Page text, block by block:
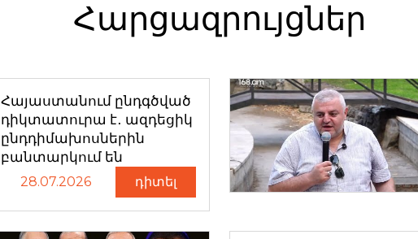
Հարցազրույցներ
Հայաստանում ընդգծված
դիկտատուրա է․ ազդեցիկ
ընդդիմախոսներին
բանտարկում են
28.07.2026 դիտել